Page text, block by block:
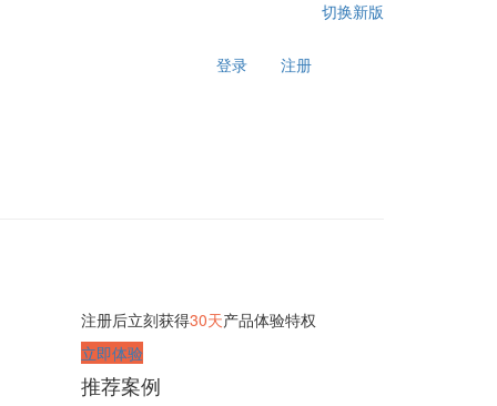
切换新版
登录 注册
注册后立刻获得30天产品体验特权
立即体验
推荐案例